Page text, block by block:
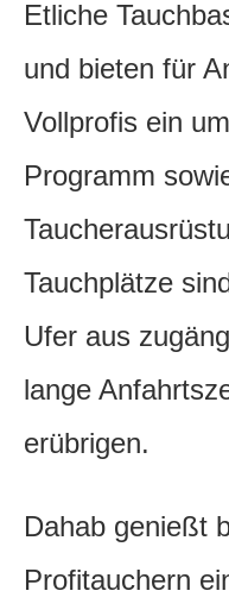
Etliche
und bieten für
Vollprofis ein
Programm
Tauchplätze
Ufer aus
lange
erübrigen.
Dahab genießt
Profitauchern